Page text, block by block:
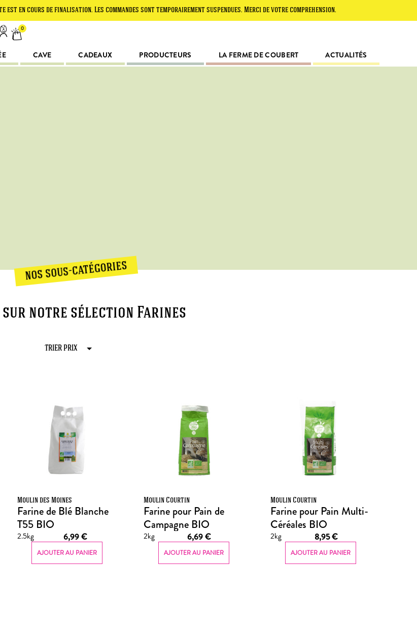
de finalisation. Les commandes sont temporairement suspendues. Merci de votre compréhension.
0
CAVE CADEAUX PRODUCTEURS LA FERME DE COUBERT ACTUALITÉS
nos sous-catégories
sur notre sélection Farines
Moulin des Moines
Farine de Blé Blanche
T55 BIO
2.5kg 6,99€
AJOUTER AU PANIER
Moulin Courtin
Farine pour Pain de
Campagne BIO
2kg 6,69€
AJOUTER AU PANIER
Moulin Courtin
Farine pour Pain Multi-
Céréales BIO
2kg 8,95€
AJOUTER AU PANIER